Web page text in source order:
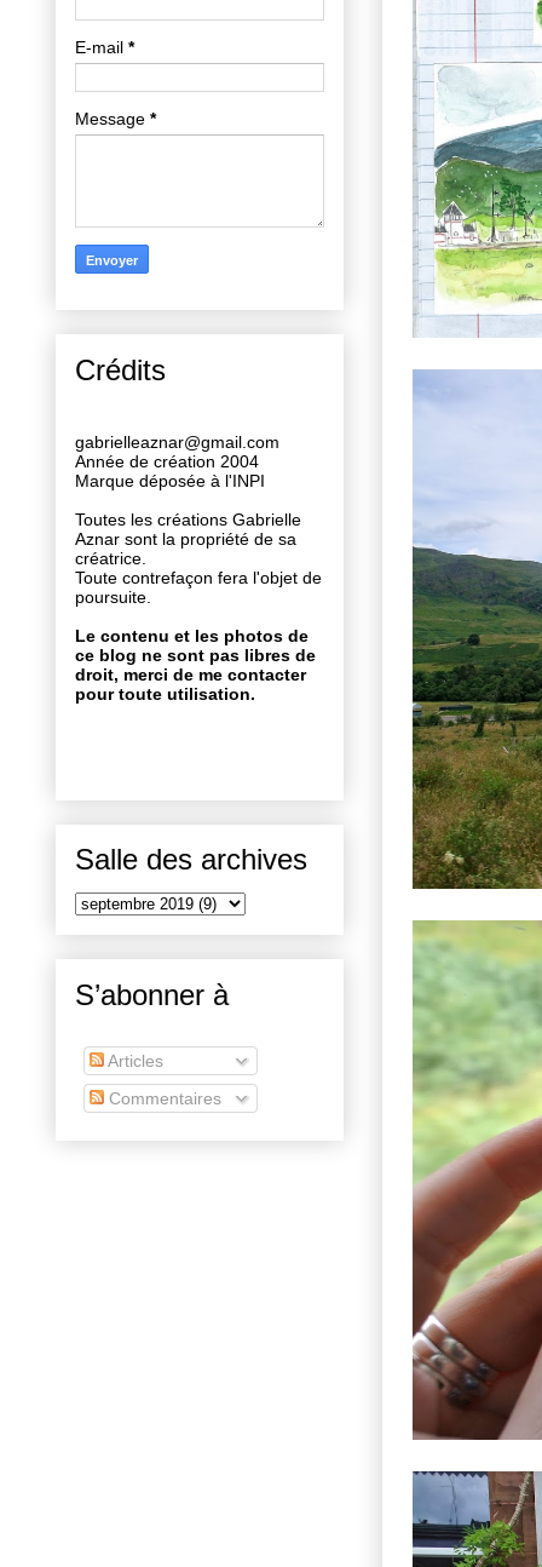
E-mail *
Message *
Crédits
gabrielleaznar@gmail.com
Année de création 2004
Marque déposée à l'INPI
Toutes les créations Gabrielle
Aznar sont la propriété de sa
créatrice.
Toute contrefaçon fera l'objet de
poursuite.
Le contenu et les photos de
ce blog ne sont pas libres de
droit, merci de me contacter
pour toute utilisation.
Salle des archives
S’abonner à
Articles
Commentaires